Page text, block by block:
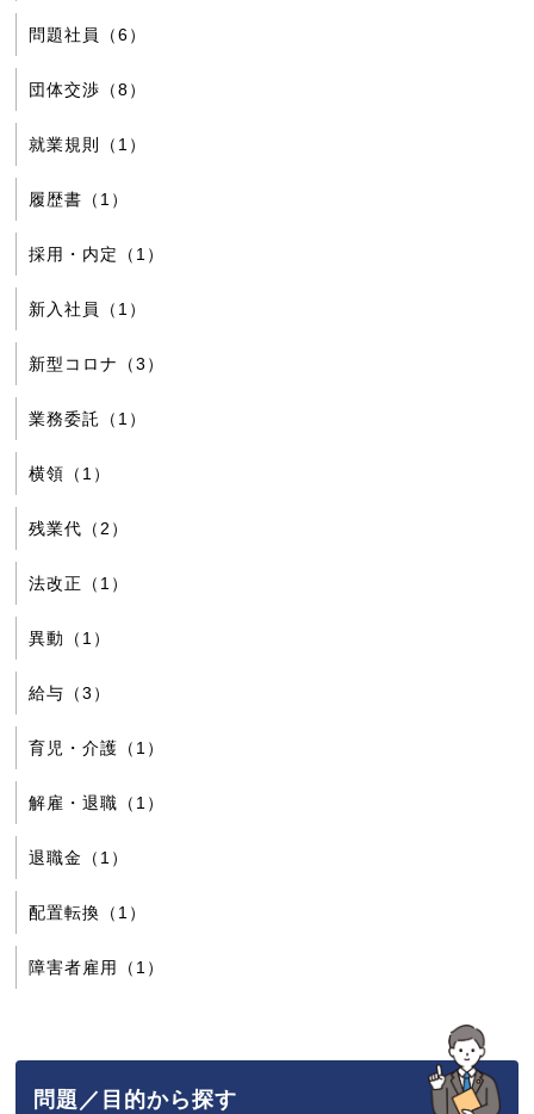
問題社員（6）
団体交渉（8）
就業規則（1）
履歴書（1）
採用・内定（1）
新入社員（1）
新型コロナ（3）
業務委託（1）
横領（1）
残業代（2）
法改正（1）
異動（1）
給与（3）
育児・介護（1）
解雇・退職（1）
退職金（1）
配置転換（1）
障害者雇用（1）
問題／目的から探す